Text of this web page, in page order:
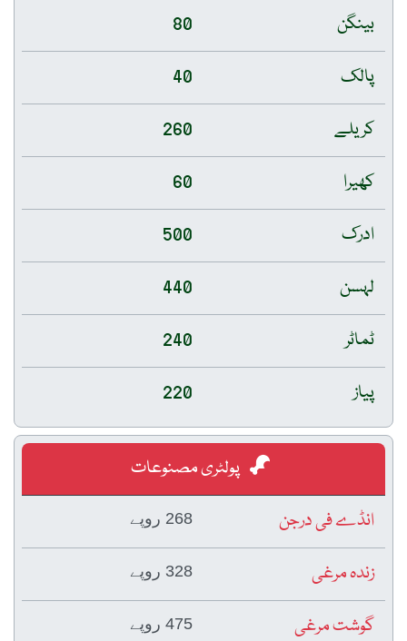
بینگن
80
پالک
40
کریلے
260
کھیرا
60
ادرک
500
لہسن
440
ٹماٹر
240
پیاز
220
پولٹری مصنوعات
انڈے فی درجن
268 روپے
زندہ مرغی 328 روپے
گوشت مرغی 475 روپے